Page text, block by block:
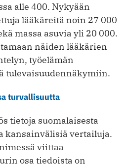
alle 400. Nykyään
lääkäreitä noin 27 000
massa asuvia yli 20 000.
näiden lääkärien
työelämän
tulevaisuudennäkymiin.
turvallisuutta
tietoja suomalaisesta
kansainvälisiä vertailuja.
viittaa
osa tiedoista on